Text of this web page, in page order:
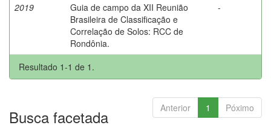
2019
Guia de campo da XII Reunião
Brasileira de Classificação e
Correlação de Solos: RCC de
Rondônia.
-
Resultado 1-1 de 1.
Anterior 1 Póximo
Busca facetada